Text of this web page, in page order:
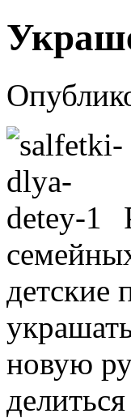
детские
новую